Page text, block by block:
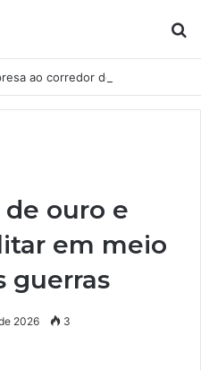
de ouro e
em meio
guerras
2026 3